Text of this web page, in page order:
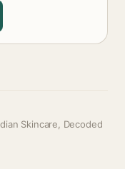
Skincare, Decoded